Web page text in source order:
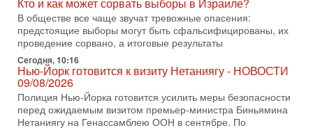
Выборы в Израиле в опасности?! ШАБАК формирует
спецотдел
В этом выпуске мы разбираем одну из самых тревожных
тем израильской политики. Известно, что израильская
Служба общей безопасности (ШАБАК) создала
3-08-2026, 08:32
Трамп и Иран: последний шанс - НОВОСТИ
03/08/2026
Президент США Дональд Трамп объявил о возобновлении
В обществе все чаще звучат тревожные опасения:
предстоящие выборы могут быть сфальсифицированы, их
проведение сорвано, а итоговые результаты
Сегодня, 10:16
Нью-Йорк готовится к визиту Нетаниягу - НОВОСТИ
09/08/2026
Полиция Нью-Йорка готовится усилить меры безопасности
перед ожидаемым визитом премьер-министра Биньямина
Нетаниягу на Генассамблею ООН в сентябре. По